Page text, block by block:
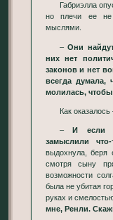
Габриэлла опустила голову на руки, будто бы плача,
но плечи ее не
мыслями.
–Они
них нет
законов и нет
всегда думала,
молилась,
Как
–И если
замыслили
выдохнула, беря
смотря сыну
возможности
была не убитая
руках и
мне, Ренли.